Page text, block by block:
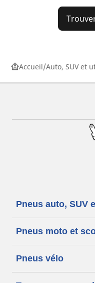
Accueil Auto, SUV et
Pneus auto, SUV
Pneus moto et
Pneus vélo